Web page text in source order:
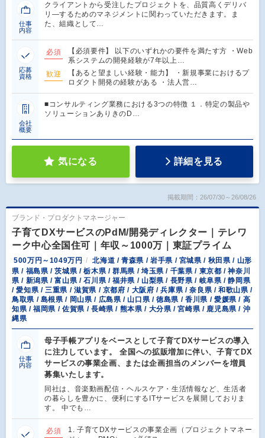
仕事
内容
クライアントから受注したプロジェクトを、品質高くデリバ
リ―するためのマネジメントに関わっていただきます。ま
た、組織として…
応募
資格
必須
【必須要件】 以下のいずれかの要件を満たす方 ・Web
系システムの開発経験が7年以上…
歓迎
【あると望ましい経験・能力】 ・新規事業におけるプ
ロダクト開発の経験がある ・法人営…
会社
概要
■コンサルティング業務における3つの特徴 １．特定の製品や
ソリューションありきのD…
気になる 詳細を見る
掲載期間：26/07/30～26/08/26
ブランド・プロダクトマネージャー
子育てDXサービスのPdM/開発ディレクター｜テレワ
ーク中心全国住可｜年収～1000万｜東証プライム
500万円～1049万円
北海道 / 青森県 / 岩手県 / 宮城県 / 秋田県 / 山形
県 / 福島県 / 茨城県 / 栃木県 / 群馬県 / 埼玉県 / 千葉県 / 東京都 / 神奈川
県 / 新潟県 / 富山県 / 石川県 / 福井県 / 山梨県 / 長野県 / 岐阜県 / 静岡県
/ 愛知県 / 三重県 / 滋賀県 / 京都府 / 大阪府 / 兵庫県 / 奈良県 / 和歌山県 /
鳥取県 / 島根県 / 岡山県 / 広島県 / 山口県 / 徳島県 / 香川県 / 愛媛県 / 高
知県 / 福岡県 / 佐賀県 / 長崎県 / 熊本県 / 大分県 / 宮崎県 / 鹿児島県 / 沖
縄県
仕事
内容
母子手帳アプリをベースとして子育てDXサービスの導入
に注力しています。 全国への拡販増加に伴い、子育てDX
サービスの事業企画、または企画担当のメンバーを増員
募集いたします。
同社は、音楽動画配信・ヘルスケア・生活情報など、生活者
の暮らしを豊かに、便利にするITサービスを展開しておりま
す。 中でも…
必須
1. 子育てDXサービスの事業企画（プロジェクトマネー